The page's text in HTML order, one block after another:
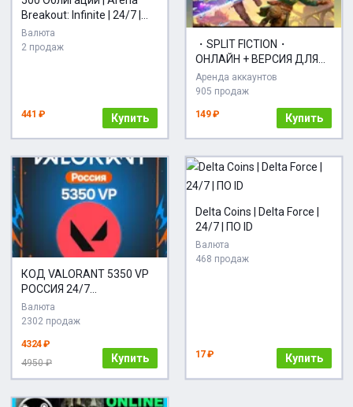
Breakout: Infinite | 24/7 |
ПО ID | АВТО
Валюта
2 продаж
441 ₽ Купить
・SPLIT FICTION・
ОНЛАЙН + ВЕРСИЯ ДЛЯ
ДРУГА・STEAM
АККАУНТ・
Аренда аккаунтов
905 продаж
149 ₽ Купить
КОД VALORANT 5350 VP
РОССИЯ 24/7
АВТОДОСТАВКА
Валюта
2302 продаж
4324 ₽
4950 ₽
Купить
Delta Coins | Delta Force |
24/7 | ПО ID
Валюта
468 продаж
17 ₽ Купить